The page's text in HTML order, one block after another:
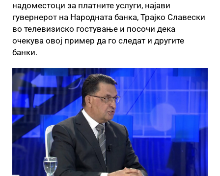
надоместоци за платните услуги, најави
гувернерот на Народната банка, Трајко Славески
во телевизиско гостување и посочи дека
очекува овој пример да го следат и другите
банки.